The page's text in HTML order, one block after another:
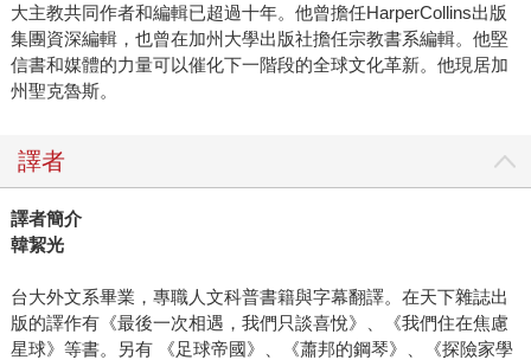
大主教共同作者和編輯已超過十年。他曾擔任HarperCollins出版
集團資深編輯，也曾在加州大學出版社擔任宗教書系編輯。他堅
信書和媒體的力量可以催化下一階段的全球文化革新。他現居加
州聖克魯斯。
譯者
譯者簡介
韓絜光
台大外文系畢業，專職人文科普書籍與字幕翻譯。在天下雜誌出
版的譯作有《最後一次相遇，我們只談喜悅》、《我們住在焦慮
星球》等書。另有 《足球帝國》、《蕭邦的鋼琴》、《探險家學